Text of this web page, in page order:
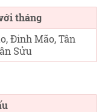
tháng
Đinh Mão, Tân
Sửu